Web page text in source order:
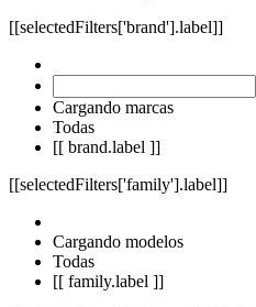
[[selectedFilters['brand'].label]]
Cargando marcas
Todas
[[ brand.label ]]
[[selectedFilters['family'].label]]
Cargando modelos
Todas
[[ family.label ]]